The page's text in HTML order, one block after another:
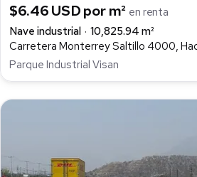
$6.46 USD por m² en renta
Nave industrial
10,825.94 m²
Parque Industrial Visan